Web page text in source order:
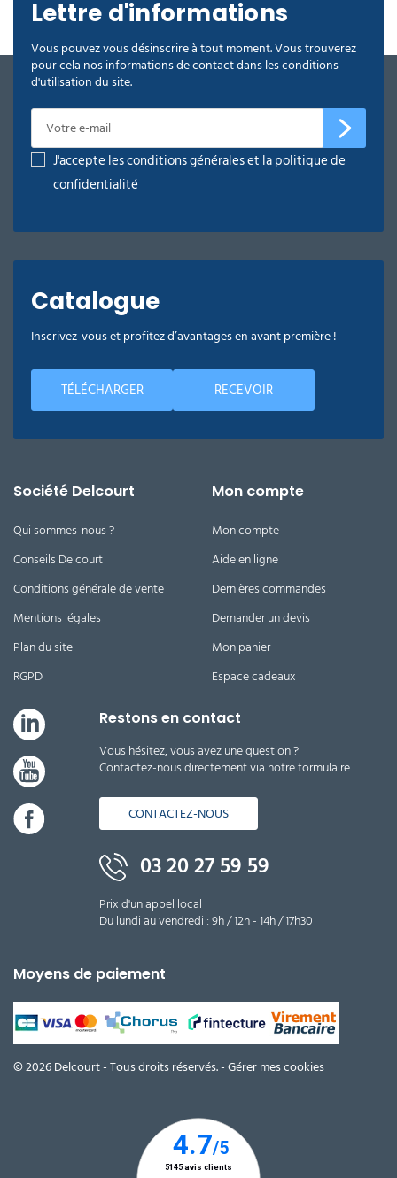
Lettre d'informations
Vous pouvez vous désinscrire à tout moment. Vous trouverez
pour cela nos informations de contact dans les conditions
d'utilisation du site.
J'accepte les conditions générales et la politique de
confidentialité
Catalogue
Inscrivez-vous et profitez d’avantages en avant première !
TÉLÉCHARGER RECEVOIR
Société Delcourt
Qui sommes-nous ?
Conseils Delcourt
Conditions générale de vente
Mentions légales
Plan du site
RGPD
Mon compte
Mon compte
Aide en ligne
Dernières commandes
Demander un devis
Mon panier
Espace cadeaux
Restons en contact
Vous hésitez, vous avez une question ?
Contactez-nous directement via notre formulaire.
CONTACTEZ-NOUS
03 20 27 59 59
Prix d'un appel local
Du lundi au vendredi : 9h / 12h - 14h / 17h30
Moyens de paiement
© 2026 Delcourt - Tous droits réservés. -Gérer mes cookies